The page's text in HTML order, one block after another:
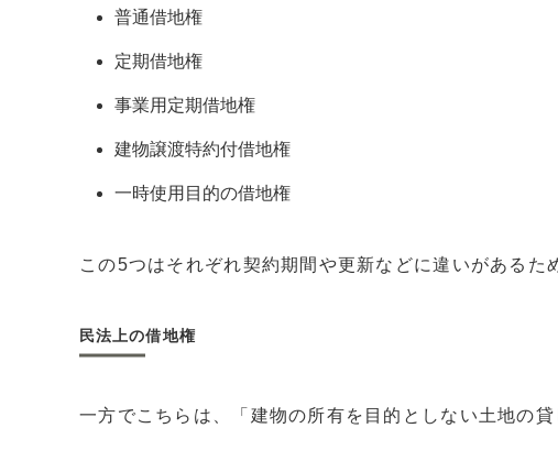
普通借地権
定期借地権
事業用定期借地権
建物譲渡特約付借地権
一時使用目的の借地権
この5つはそれぞれ契約期間や更新などに違いがあるた
民法上の借地権
一方でこちらは、「建物の所有を目的としない土地の貸